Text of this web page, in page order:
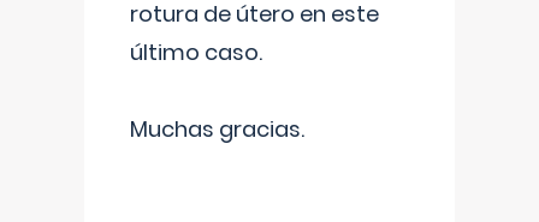
rotura de útero en este
último caso.
Muchas gracias.